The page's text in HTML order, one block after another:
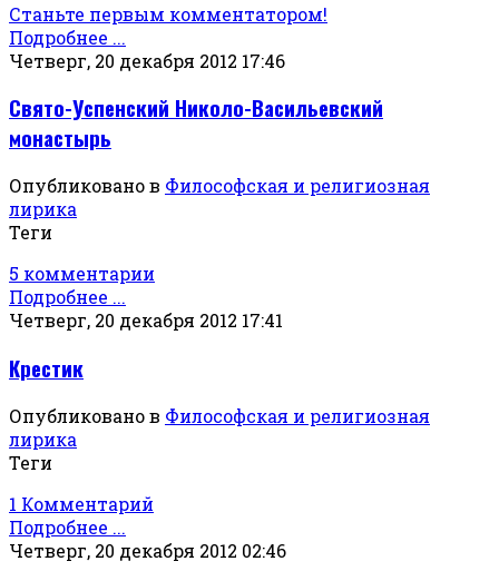
Станьте первым комментатором!
Подробнее ...
Четверг, 20 декабря 2012 17:46
Свято-Успенский Николо-Васильевский
монастырь
Опубликовано в Философская и религиозная
лирика
Теги
5 комментарии
Подробнее ...
Четверг, 20 декабря 2012 17:41
Крестик
Опубликовано в Философская и религиозная
лирика
Теги
1 Комментарий
Подробнее ...
Четверг, 20 декабря 2012 02:46